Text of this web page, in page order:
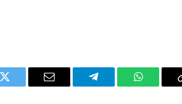
Twitter Email Telegram